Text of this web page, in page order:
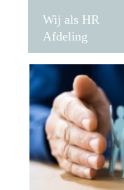
Wij als HR
Afdeling